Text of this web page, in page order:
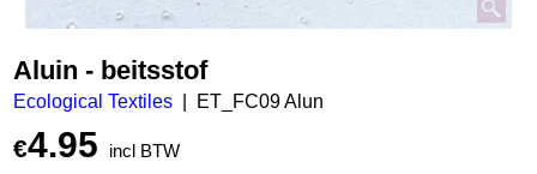
Aluin - beitsstof
Ecological Textiles ET_FC09 Alun
€4.95 incl BTW